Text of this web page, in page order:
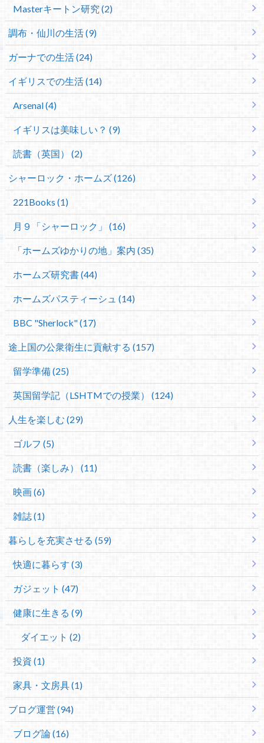
Masterキートン研究 (2)
調布・仙川の生活 (9)
ガーナでの生活 (24)
イギリスでの生活 (14)
Arsenal (4)
イギリスは美味しい？ (9)
読書（英国） (2)
シャーロック・ホームズ (126)
221Books (1)
月９「シャーロック」 (16)
「ホームズゆかりの地」案内 (35)
ホームズ研究書 (44)
ホームズパスティーシュ (14)
BBC "Sherlock" (17)
途上国の公衆衛生に貢献する (157)
留学準備 (25)
英国留学記（LSHTMでの授業） (124)
人生を楽しむ (29)
ゴルフ (5)
読書（楽しみ） (11)
映画 (6)
雑誌 (1)
暮らしを充実させる (59)
快適に暮らす (3)
ガジェット (47)
健康に生きる (9)
ダイエット (2)
投資 (1)
家具・文房具 (1)
ブログ運営 (94)
ブログ論 (16)